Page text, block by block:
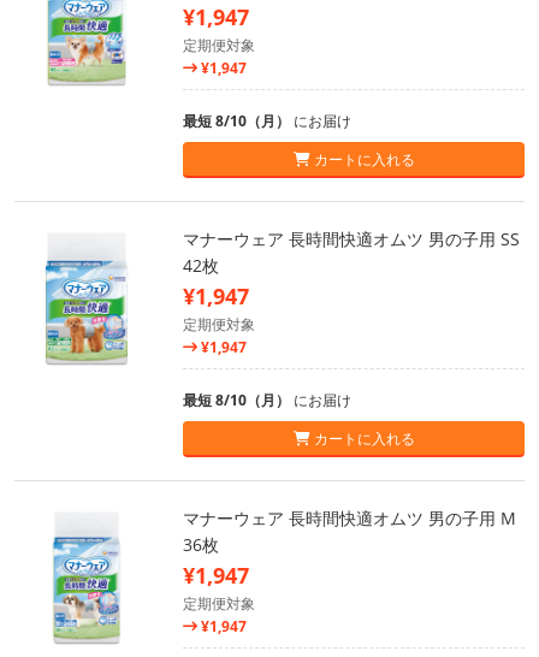
¥1,947
定期便対象
¥1,947
最短 8/10（月） にお届け
カートに入れる
マナーウェア 長時間快適オムツ 男の子用 SS
42枚
¥1,947
定期便対象
¥1,947
最短 8/10（月） にお届け
カートに入れる
マナーウェア 長時間快適オムツ 男の子用 M
36枚
¥1,947
定期便対象
¥1,947